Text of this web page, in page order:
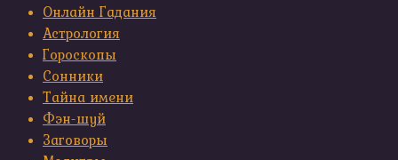
Онлайн Гадания
Астрология
Гороскопы
Сонники
Тайна имени
Фэн-шуй
Заговоры